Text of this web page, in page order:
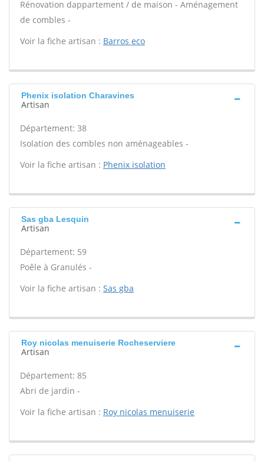
Rénovation dappartement / de maison - Aménagement
de combles -
Voir la fiche artisan : Barros eco
Phenix isolation Charavines
Artisan
Département: 38
Isolation des combles non aménageables -
Voir la fiche artisan : Phenix isolation
Sas gba Lesquin
Artisan
Département: 59
Poêle à Granulés -
Voir la fiche artisan : Sas gba
Roy nicolas menuiserie Rocheserviere
Artisan
Département: 85
Abri de jardin -
Voir la fiche artisan : Roy nicolas menuiserie